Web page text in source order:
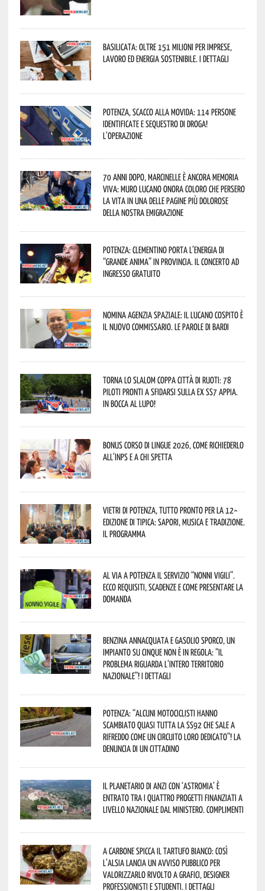
Basilicata: oltre 151 milioni per imprese,
lavoro ed energia sostenibile. I dettagli
Potenza, scacco alla movida: 114 persone
identificate e sequestro di droga!
L’operazione
70 anni dopo, Marcinelle è ancora memoria
viva: Muro Lucano onora coloro che persero
la vita in una delle pagine più dolorose
della nostra emigrazione
Potenza: Clementino porta l’energia di
“Grande Anima” in provincia. Il concerto ad
ingresso gratuito
Nomina Agenzia Spaziale: il lucano Cospito è
il nuovo commissario. Le parole di Bardi
Torna lo Slalom Coppa Città di Ruoti: 78
piloti pronti a sfidarsi sulla ex SS7 Appia.
In bocca al lupo!
Bonus corso di lingue 2026, come richiederlo
all’INPS e a chi spetta
Vietri di Potenza, tutto pronto per la 12^
Edizione di Tipica: sapori, musica e tradizione.
Il programma
Al via a Potenza il servizio “Nonni Vigili”.
Ecco requisiti, scadenze e come presentare la
domanda
Benzina annacquata e gasolio sporco, un
impianto su cinque non è in regola: “il
problema riguarda l’intero territorio
Nazionale”! I dettagli
Potenza: “alcuni motociclisti hanno
scambiato quasi tutta la SS92 che sale a
Rifreddo come un circuito loro dedicato”! La
denuncia di un cittadino
Il Planetario di Anzi con ‘Astromia’ è
entrato tra i quattro progetti finanziati a
livello nazionale dal Ministero. Complimenti
A Carbone spicca il tartufo bianco: così
l’Alsia lancia un avviso pubblico per
valorizzarlo rivolto a grafici, designer
professionisti e studenti. I dettagli